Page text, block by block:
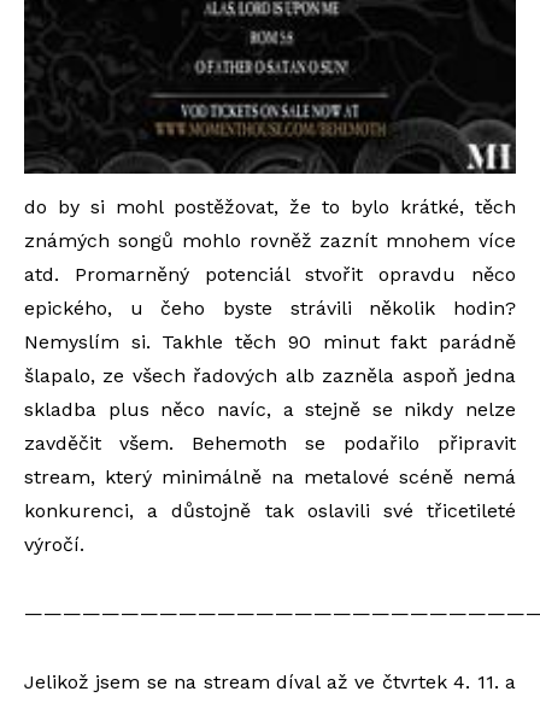
do by si mohl postěžovat, že to bylo krátké, těch
známých songů mohlo rovněž zaznít mnohem více
atd. Promarněný potenciál stvořit opravdu něco
epického, u čeho byste strávili několik hodin?
Nemyslím si. Takhle těch 90 minut fakt parádně
šlapalo, ze všech řadových alb zazněla aspoň jedna
skladba plus něco navíc, a stejně se nikdy nelze
zavděčit všem. Behemoth se podařilo připravit
stream, který minimálně na metalové scéně nemá
konkurenci, a důstojně tak oslavili své třicetileté
výročí.
Jelikož jsem se na stream díval až ve čtvrtek 4. 11. a